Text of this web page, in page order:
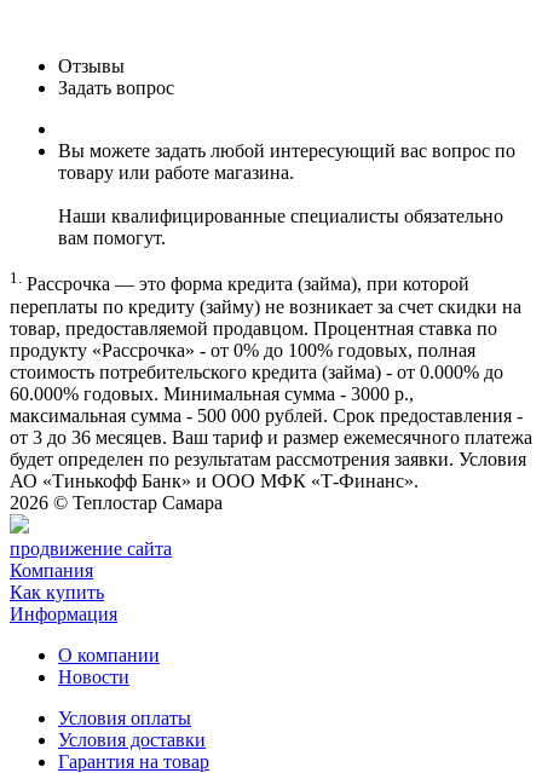
Отзывы
Задать вопрос
Вы можете задать любой интересующий вас вопрос по
товару или работе магазина.
Наши квалифицированные специалисты обязательно
вам помогут.
1. Рассрочка — это форма кредита (займа), при которой
переплаты по кредиту (займу) не возникает за счет скидки на
товар, предоставляемой продавцом. Процентная ставка по
продукту «Рассрочка» - от 0% до 100% годовых, полная
стоимость потребительского кредита (займа) - от 0.000% до
60.000% годовых. Минимальная сумма - 3000 р.,
максимальная сумма - 500 000 рублей. Срок предоставления -
от 3 до 36 месяцев. Ваш тариф и размер ежемесячного платежа
будет определен по результатам рассмотрения заявки. Условия
АО «Тинькофф Банк» и ООО МФК «Т-Финанс».
2026 © Теплостар Самара
продвижение сайта
Компания
Как купить
Информация
О компании
Новости
Условия оплаты
Условия доставки
Гарантия на товар